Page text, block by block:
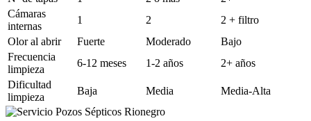
Cámaras
internas
1 2
2 + filtro
Olor al abrir
Fuerte Moderado
Bajo
Frecuencia
limpieza
6-12 meses 1-2 años
2+ años
Dificultad
limpieza
Baja Media Media-Alta